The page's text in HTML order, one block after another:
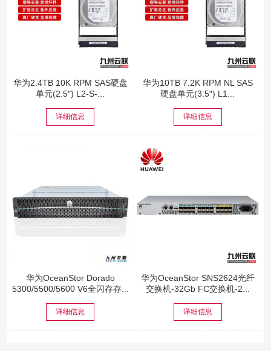
华为2.4TB 10K RPM SAS硬盘
单元(2.5″) L2-S-...
详细信息
华为10TB 7.2K RPM NL SAS
硬盘单元(3.5″) L1...
详细信息
华为OceanStor Dorado
5300/5500/5600 V6全闪存存...
详细信息
华为OceanStor SNS2624光纤
交换机-32Gb FC交换机-2...
详细信息